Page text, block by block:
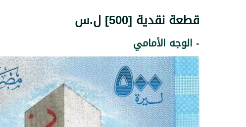
قطعة نقدية [500] ل.س
- الوجه الأمامي